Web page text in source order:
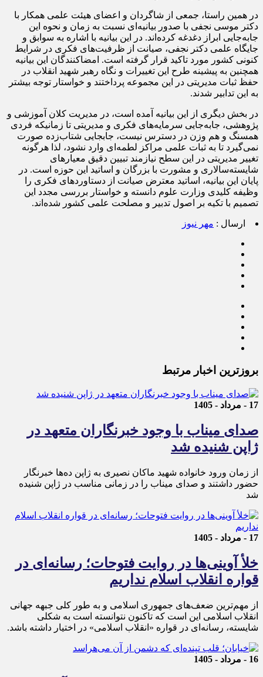
در همین راستا، جمعی از شاگردان و اعضای هیئت علمی همکار با
دکتر موسی نجفی با صدور بیانیه‌ای نسبت به زمان و نحوه این
جابه‌جایی ابراز دغدغه کرده‌اند. در این بیانیه با اشاره به سوابق و
جایگاه علمی دکتر نجفی، صیانت از ظرفیت‌های فکری در شرایط
کنونی کشور مورد تاکید قرار گرفته است. امضاکنندگان این بیانیه
همچنین به پیشینه طرح این تغییرات و نگاه رهبر شهید انقلاب در
حفظ ثبات مدیریتی در این مجموعه پرداختند و خواستار توجه بیشتر
به این تدابیر شدند.
در بخش دیگری از این بیانیه آمده است، در مدیریت کلان آموزشی و
پژوهشی، جابه‌جایی سرمایه‌های فکری و مدیریتی تا زمانیکه فردی
همسنگ و هم وزن در دسترس نیست، جابجایی شتاب‌زده صورت
نمی‌گیرد تا به ثبات علمی مراکز لطمه‌ای وارد نشود، لذا هرگونه
تغییر مدیریتی در این سطح نیازمند تبیین دقیق معیارهای
شایسته‌سالاری و مشورت با بزرگان و اساتید این حوزه است. در
پایان این بیانیه، اساتید معترض صیانت از دستاوردهای فکری را
وظیفه کلیدی وزارت علوم دانسته و خواستار بررسی مجدد این
تصمیم با تکیه بر اصول تدبیر و مصلحت علمی کشور شده‌اند.
ارسال : مهر نیوز
بروزترین اخبار مرتبط
17 - مرداد - 1405
صدای میناب با وجود خبرنگاران متعهد در
ژاپن شنیده شد
از زمان ورود خانواده شهید ماکان نصیری به ژاپن ده‌ها خبرنگار
حضور داشتند و صدای میناب را در زمانی مناسب در ژاپن شنیده
شد
17 - مرداد - 1405
خلأ آوینی‌ها در روایت فتوحات؛ رسانه‌ای در
قواره انقلاب اسلام نداریم
از مهم‌ترین ضعف‌های جمهوری اسلامی و به طور کلی جبهه جهانی
انقلاب اسلامی این است که تاکنون نتوانسته است به شکلی
شایسته، رسانه‌ای در قواره «انقلاب اسلامی» در اختیار داشته باشد.
16 - مرداد - 1405